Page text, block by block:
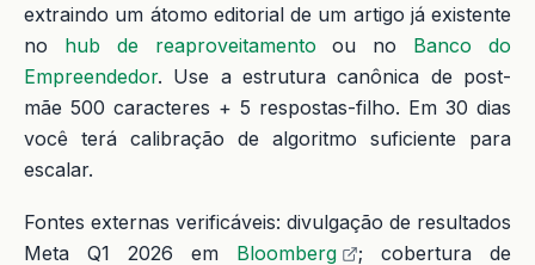
extraindo um átomo editorial de um artigo já existente
no hub de reaproveitamento ou no Banco do
Empreendedor. Use a estrutura canônica de post-
mãe 500 caracteres + 5 respostas-filho. Em 30 dias
você terá calibração de algoritmo suficiente para
escalar.
Fontes externas verificáveis: divulgação de resultados
Meta Q1 2026 em Bloomberg ; cobertura de